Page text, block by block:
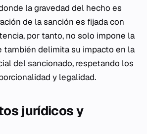
la gravedad del hecho es
de la sanción es fijada con
por tanto, no solo impone la
también delimita su impacto en la
del sancionado, respetando los
y legalidad.
jurídicos y